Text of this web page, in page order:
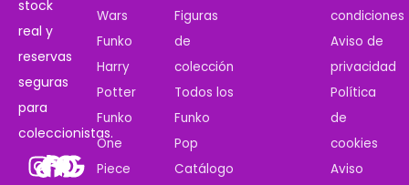
stock
real y
reservas
seguras
para
coleccionistas.
Wars
Funko
Harry
Potter
Funko
One
Piece
Figuras
de
colección
Todos los
Funko
Pop
Catálogo
condiciones
Aviso de
privacidad
Política
de
cookies
Aviso